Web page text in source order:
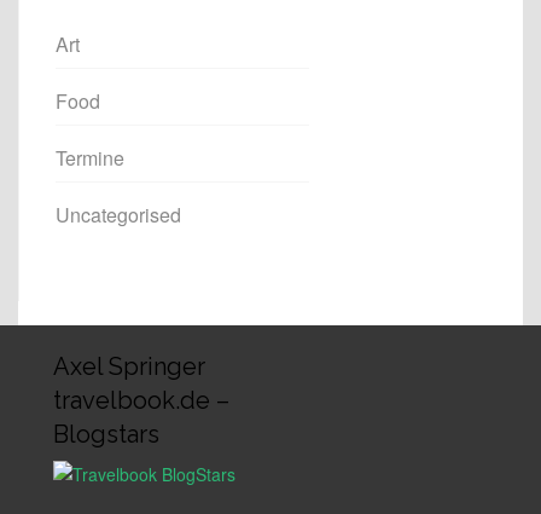
Art
Food
Termine
Uncategorised
Axel Springer
travelbook.de –
Blogstars